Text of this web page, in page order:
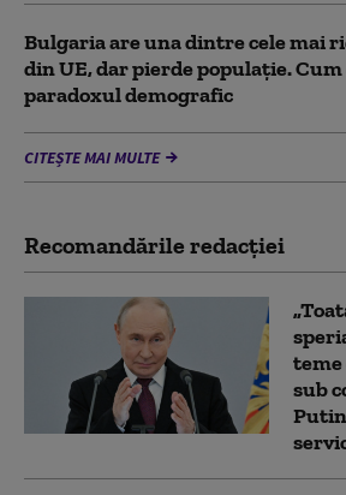
Bulgaria are una dintre cele mai
din UE, dar pierde populație.
paradoxul demografic
CITEȘTE MAI MULTE
Recomandările redacţiei
teme
sub